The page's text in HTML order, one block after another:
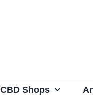
CBD Shops